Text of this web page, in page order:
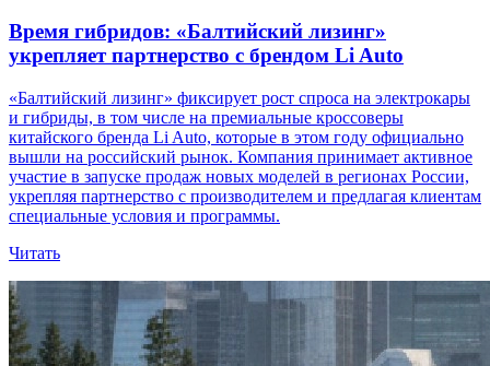
Время гибридов: «Балтийский лизинг»
укрепляет партнерство с брендом Li Auto
«Балтийский лизинг» фиксирует рост спроса на электрокары
и гибриды, в том числе на премиальные кроссоверы
китайского бренда Li Auto, которые в этом году официально
вышли на российский рынок. Компания принимает активное
участие в запуске продаж новых моделей в регионах России,
укрепляя партнерство с производителем и предлагая клиентам
специальные условия и программы.
Читать